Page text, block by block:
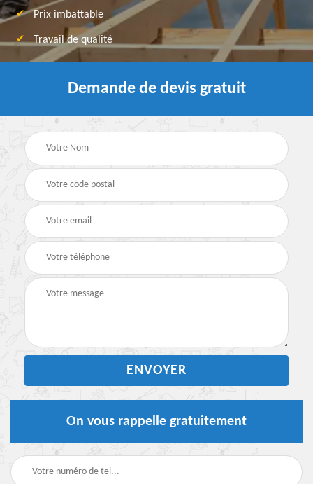
Prix imbattable
Travail de qualité
Demande de devis gratuit
On vous rappelle gratuitement